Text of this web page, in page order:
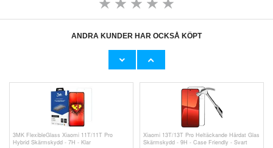
ANDRA KUNDER HAR OCKSÅ KÖPT
Xiaomi Poco X3 Pro Härdat Glas Skärmskydd
Saii Premium iPhone 6/6S/7/8/SE (2020)/SE
3MK FlexibleGlass Xiaomi 11T/11T Pro
Hybrid Skärmskydd - 7H - Klar
Xiaomi 13T/13T Pro Heltäckande Härdat Glas
Skärmskydd - 9H - Case Friendly - Svart